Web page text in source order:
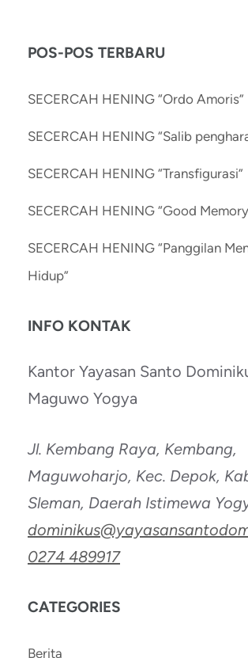
POS-POS TERBARU
SECERCAH HENING “Ordo Amoris”
SECERCAH HENING “Salib
SECERCAH HENING “Transfigurasi”
SECERCAH HENING “Good
SECERCAH HENING “Panggilan
Hidup”
INFO KONTAK
Kantor Yayasan Santo
Maguwo Yogya
Jl. Kembang Raya, Kembang,
Maguwoharjo, Kec. Depok,
Sleman, Daerah Istimewa
0274 489917
CATEGORIES
Berita